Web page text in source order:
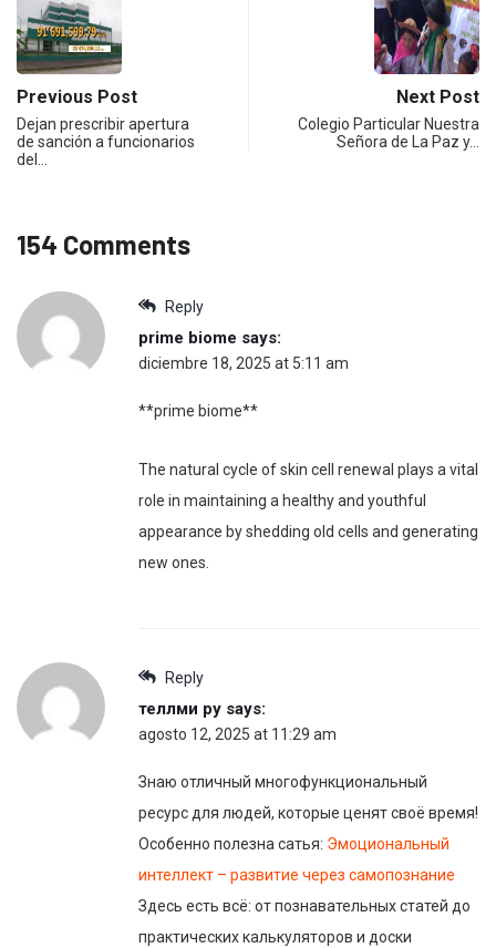
Previous Post
Dejan prescribir apertura
de sanción a funcionarios
del…
Next Post
Colegio Particular Nuestra
Señora de La Paz y…
154 Comments
Reply
prime biome says:
diciembre 18, 2025 at 5:11 am
**prime biome**
The natural cycle of skin cell renewal plays a vital
role in maintaining a healthy and youthful
appearance by shedding old cells and generating
new ones.
Reply
теллми ру says:
agosto 12, 2025 at 11:29 am
Знаю отличный многофункциональный
ресурс для людей, которые ценят своё время!
Особенно полезна сатья: Эмоциональный
интеллект – развитие через самопознание
Здесь есть всё: от познавательных статей до
практических калькуляторов и доски